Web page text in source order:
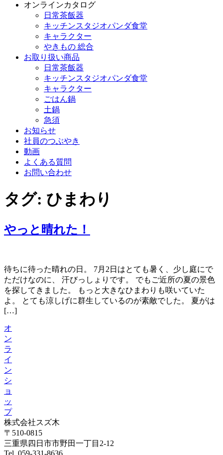
オンラインカタログ
日常茶飯器
キッチンスタジオパンダ食堂
キャラクター
やきもの 総合
お取り扱い商品
日常茶飯器
キッチンスタジオパンダ食堂
キャラクター
ごはん鍋
土鍋
急須
お知らせ
社員のつぶやき
動画
よくある質問
お問い合わせ
タグ: ひまわり
やっと晴れた！
待ちに待った晴れの日。 7月2日はとても暑く、少し庭にで
ただけなのに、 汗びっしょりです。 でもご近所の夏の景色
を探してきました。 もっと大きなひまわりも咲いていた
よ。 とても涼しげに群生しているのが素敵でした。 夏がは
[…]
オ
ン
ラ
イ
ン
シ
ョ
ッ
プ
株式会社スズ木
〒510-0815
三重県四日市市野田一丁目2-12
Tel. 059-331-8636